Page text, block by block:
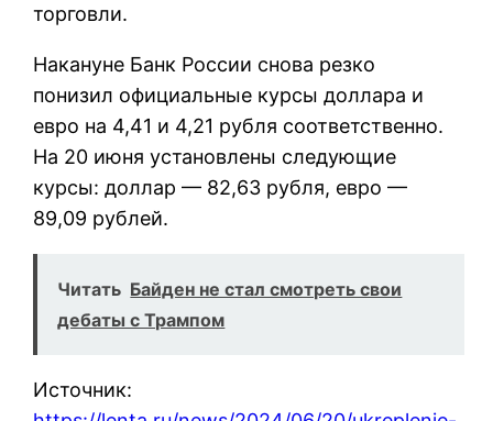
торговли.
Накануне Банк России снова резко
понизил официальные курсы доллара и
евро на 4,41 и 4,21 рубля соответственно.
На 20 июня установлены следующие
курсы: доллар — 82,63 рубля, евро —
89,09 рублей.
Читать Байден не стал смотреть свои
дебаты с Трампом
Источник: